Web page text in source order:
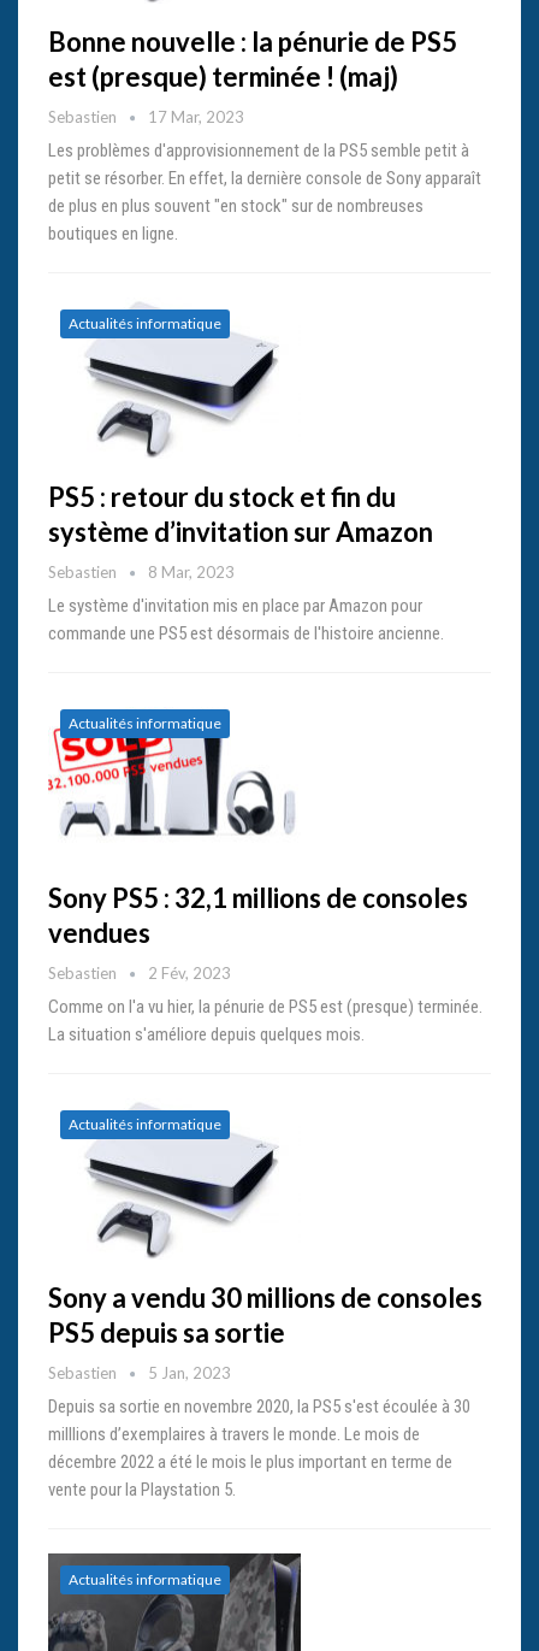
Bonne nouvelle : la pénurie de PS5
est (presque) terminée ! (maj)
Sebastien 17 Mar, 2023
Les problèmes d'approvisionnement de la PS5 semble petit à
petit se résorber. En effet, la dernière console de Sony apparaît
de plus en plus souvent "en stock" sur de nombreuses
boutiques en ligne.
Actualités informatique
PS5 : retour du stock et fin du
système d’invitation sur Amazon
Sebastien 8 Mar, 2023
Le système d'invitation mis en place par Amazon pour
commande une PS5 est désormais de l'histoire ancienne.
Actualités informatique
Sony PS5 : 32,1 millions de consoles
vendues
Sebastien 2 Fév, 2023
Comme on l'a vu hier, la pénurie de PS5 est (presque) terminée.
La situation s'améliore depuis quelques mois.
Actualités informatique
Sony a vendu 30 millions de consoles
PS5 depuis sa sortie
Sebastien 5 Jan, 2023
Depuis sa sortie en novembre 2020, la PS5 s'est écoulée à 30
milllions d’exemplaires à travers le monde. Le mois de
décembre 2022 a été le mois le plus important en terme de
vente pour la Playstation 5.
Actualités informatique